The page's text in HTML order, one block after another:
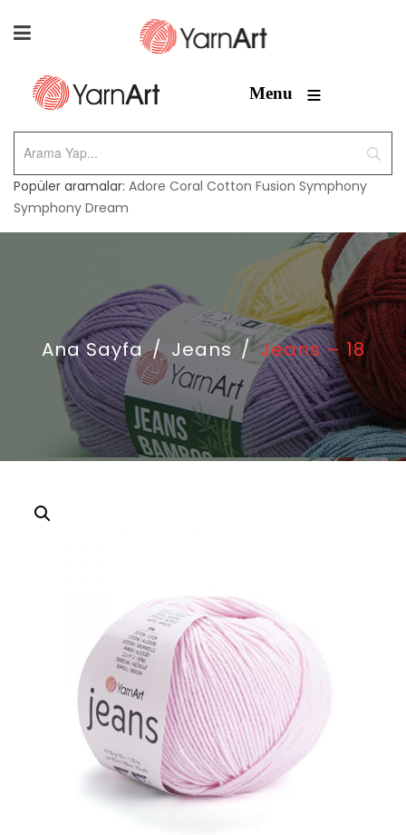
Menu ≡
Popüler aramalar: Adore Coral Cotton Fusion Symphony
Symphony Dream
Ana Sayfa / Jeans / Jeans – 18